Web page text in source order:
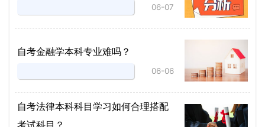
06-07
自考金融学本科专业难吗？
06-06
自考法律本科科目学习如何合理搭配
考试科目？